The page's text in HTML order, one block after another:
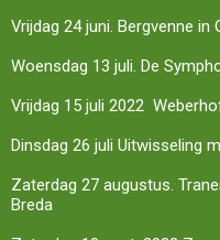
Vrijdag 24 juni. Bergvenne in
Woensdag 13 juli. De
Vrijdag 15 juli 2022
Dinsdag 26 juli Uitwisseling
Zaterdag 27 augustus.
Breda